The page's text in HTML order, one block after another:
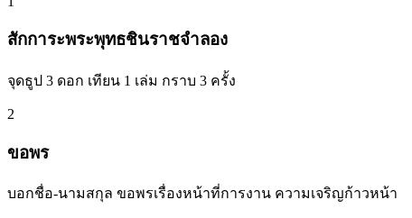
สักการะพระพุทธชินราชจำลอง
จุดธูป 3 ดอก เทียน 1 เล่ม กราบ 3 ครั้ง
2
ขอพร
บอกชื่อ-นามสกุล ขอพรเรื่องหน้าที่การงาน ความเจริญก้าวหน้า